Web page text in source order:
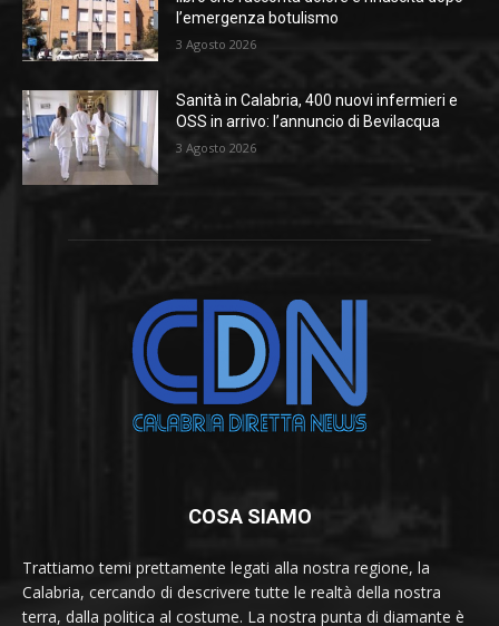
l’emergenza botulismo
3 Agosto 2026
Sanità in Calabria, 400 nuovi infermieri e
OSS in arrivo: l’annuncio di Bevilacqua
3 Agosto 2026
COSA SIAMO
Trattiamo temi prettamente legati alla nostra regione, la
Calabria, cercando di descrivere tutte le realtà della nostra
terra, dalla politica al costume. La nostra punta di diamante è